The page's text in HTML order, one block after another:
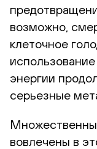
возможно,
клеточное
энергии
серьезные
вовлечены в